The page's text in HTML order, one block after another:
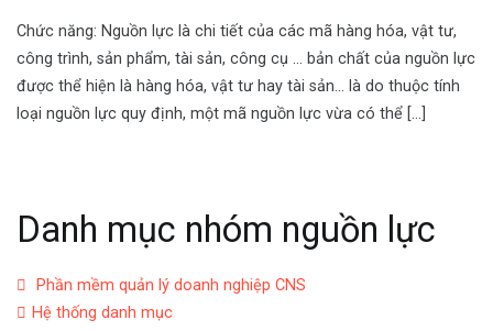
Chức năng: Nguồn lực là chi tiết của các mã hàng hóa, vật tư,
công trình, sản phẩm, tài sản, công cụ … bản chất của nguồn lực
được thể hiện là hàng hóa, vật tư hay tài sản… là do thuộc tính
loại nguồn lực quy định, một mã nguồn lực vừa có thể […]
Danh mục nhóm nguồn lực
Phần mềm quản lý doanh nghiệp CNS
Hệ thống danh mục